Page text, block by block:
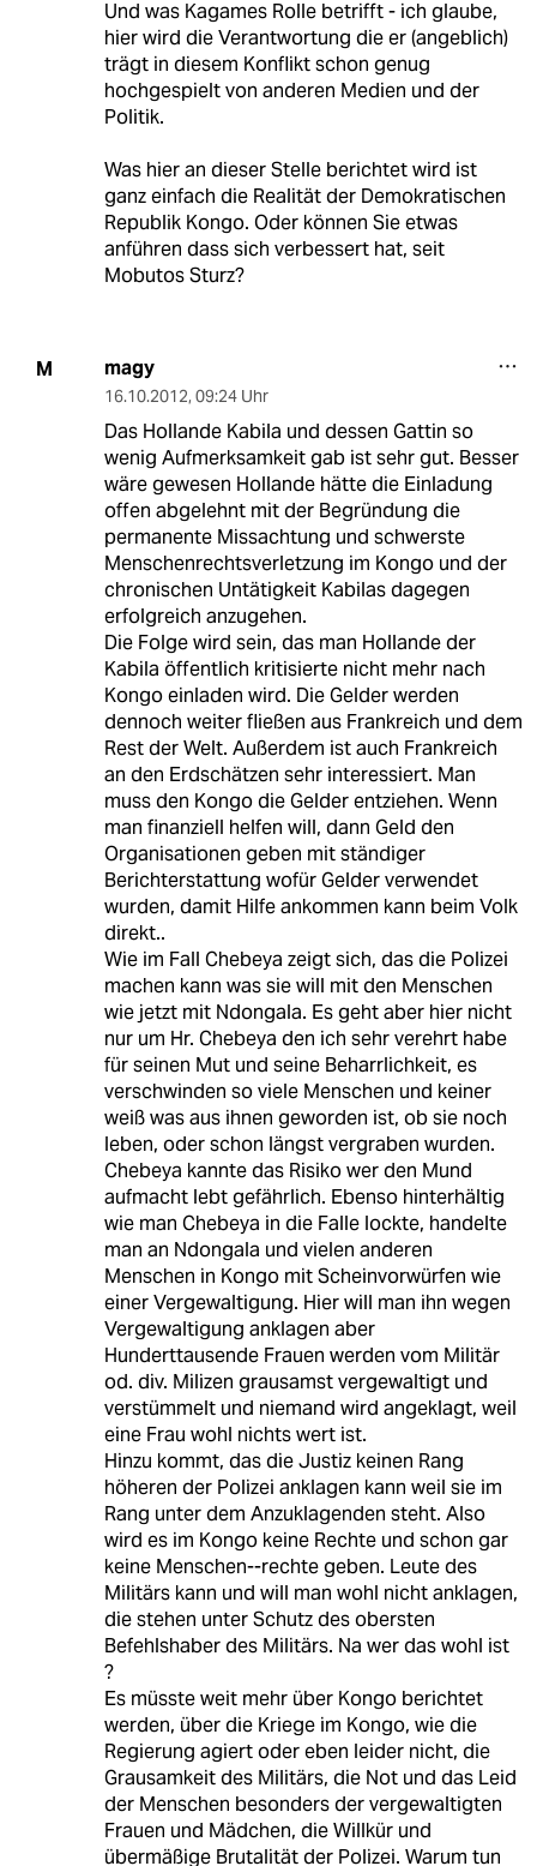
Und was Kagames Rolle betrifft - ich glaube,
hier wird die Verantwortung die er (angeblich)
trägt in diesem Konflikt schon genug
hochgespielt von anderen Medien und der
Politik.
Was hier an dieser Stelle berichtet wird ist
ganz einfach die Realität der Demokratischen
Republik Kongo. Oder können Sie etwas
anführen dass sich verbessert hat, seit
Mobutos Sturz?
M magy
16.10.2012, 09:24 Uhr
Das Hollande Kabila und dessen Gattin so
wenig Aufmerksamkeit gab ist sehr gut. Besser
wäre gewesen Hollande hätte die Einladung
offen abgelehnt mit der Begründung die
permanente Missachtung und schwerste
Menschenrechtsverletzung im Kongo und der
chronischen Untätigkeit Kabilas dagegen
erfolgreich anzugehen.
Die Folge wird sein, das man Hollande der
Kabila öffentlich kritisierte nicht mehr nach
Kongo einladen wird. Die Gelder werden
dennoch weiter fließen aus Frankreich und dem
Rest der Welt. Außerdem ist auch Frankreich
an den Erdschätzen sehr interessiert. Man
muss den Kongo die Gelder entziehen. Wenn
man finanziell helfen will, dann Geld den
Organisationen geben mit ständiger
Berichterstattung wofür Gelder verwendet
wurden, damit Hilfe ankommen kann beim Volk
direkt..
Wie im Fall Chebeya zeigt sich, das die Polizei
machen kann was sie will mit den Menschen
wie jetzt mit Ndongala. Es geht aber hier nicht
nur um Hr. Chebeya den ich sehr verehrt habe
für seinen Mut und seine Beharrlichkeit, es
verschwinden so viele Menschen und keiner
weiß was aus ihnen geworden ist, ob sie noch
leben, oder schon längst vergraben wurden.
Chebeya kannte das Risiko wer den Mund
aufmacht lebt gefährlich. Ebenso hinterhältig
wie man Chebeya in die Falle lockte, handelte
man an Ndongala und vielen anderen
Menschen in Kongo mit Scheinvorwürfen wie
einer Vergewaltigung. Hier will man ihn wegen
Vergewaltigung anklagen aber
Hunderttausende Frauen werden vom Militär
od. div. Milizen grausamst vergewaltigt und
verstümmelt und niemand wird angeklagt, weil
eine Frau wohl nichts wert ist.
Hinzu kommt, das die Justiz keinen Rang
höheren der Polizei anklagen kann weil sie im
Rang unter dem Anzuklagenden steht. Also
wird es im Kongo keine Rechte und schon gar
keine Menschen--rechte geben. Leute des
Militärs kann und will man wohl nicht anklagen,
die stehen unter Schutz des obersten
Befehlshaber des Militärs. Na wer das wohl ist
?
Es müsste weit mehr über Kongo berichtet
werden, über die Kriege im Kongo, wie die
Regierung agiert oder eben leider nicht, die
Grausamkeit des Militärs, die Not und das Leid
der Menschen besonders der vergewaltigten
Frauen und Mädchen, die Willkür und
übermäßige Brutalität der Polizei. Warum tun